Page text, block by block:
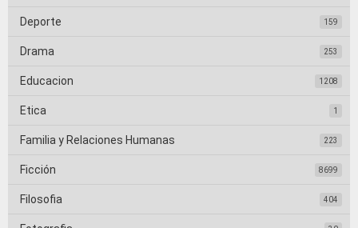
Deporte 159
Drama 253
Educacion 1208
Etica 1
Familia y Relaciones Humanas 223
Ficción 8699
Filosofia 404